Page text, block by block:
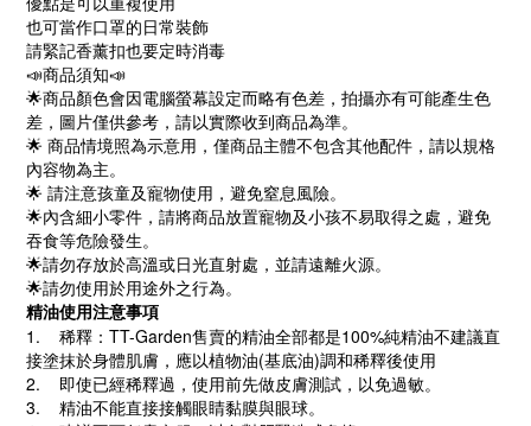
也可當作口罩的日常裝飾
請緊記香薰扣也要定時消毒
📣商品須知📣
🌟商品顏色會因電腦螢幕設定而略有色差，拍攝亦有可能產生色
差，圖片僅供參考，請以實際收到商品為準。
🌟 商品情境照為示意用，僅商品主體不包含其他配件，請以規格
內容物為主。
🌟 請注意孩童及寵物使用，避免窒息風險。
🌟內含細小零件，請將商品放置寵物及小孩不易取得之處，避免
吞食等危險發生。
🌟請勿存放於高溫或日光直射處，並請遠離火源。
🌟請勿使用於用途外之行為。
精油使用注意事項
1. 稀釋：TT-Garden售賣的精油全部都是100%純精油不建議直
接塗抹於身體肌膚，應以植物油(基底油)調和稀釋後使用
2. 即使已經稀釋過，使用前先做皮膚測試，以免過敏。
3. 精油不能直接接觸眼睛黏膜與眼球。